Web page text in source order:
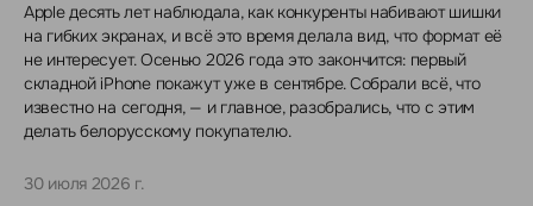
Apple десять лет наблюдала, как конкуренты набивают шишки
на гибких экранах, и всё это время делала вид, что формат её
не интересует. Осенью 2026 года это закончится: первый
складной iPhone покажут уже в сентябре. Собрали всё, что
известно на сегодня, — и главное, разобрались, что с этим
делать белорусскому покупателю.
30 июля 2026 г.